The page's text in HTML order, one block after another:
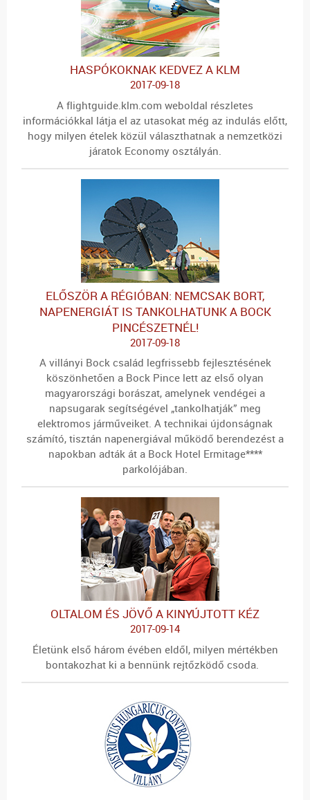
HASPÓKOKNAK KEDVEZ A KLM
2017-09-18
A flightguide.klm.com weboldal részletes
információkkal látja el az utasokat még az indulás előtt,
hogy milyen ételek közül választhatnak a nemzetközi
járatok Economy osztályán.
ELŐSZÖR A RÉGIÓBAN: NEMCSAK BORT,
NAPENERGIÁT IS TANKOLHATUNK A BOCK
PINCÉSZETNÉL!
2017-09-18
A villányi Bock család legfrissebb fejlesztésének
köszönhetően a Bock Pince lett az első olyan
magyarországi borászat, amelynek vendégei a
napsugarak segítségével „tankolhatják” meg
elektromos járműveiket. A technikai újdonságnak
számító, tisztán napenergiával működő berendezést a
napokban adták át a Bock Hotel Ermitage****
parkolójában.
OLTALOM ÉS JÖVŐ A KINYÚJTOTT KÉZ
2017-09-14
Életünk első három évében eldől, milyen mértékben
bontakozhat ki a bennünk rejtőzködő csoda.